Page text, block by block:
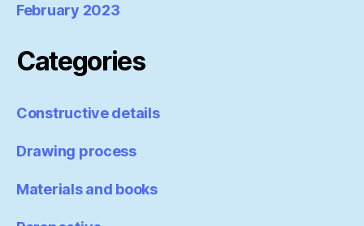
February 2023
Categories
Constructive details
Drawing process
Materials and books